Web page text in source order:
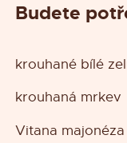
Budete
krouhané bílé
krouhaná mrkev
Vitana majonéza